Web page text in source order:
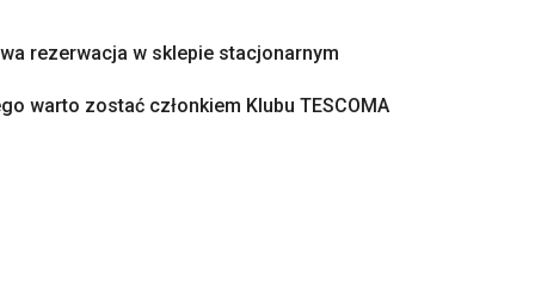
rezerwacja w sklepie stacjonarnym
warto zostać członkiem Klubu TESCOMA